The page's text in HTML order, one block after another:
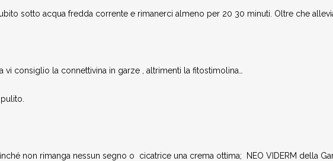
sotto acqua fredda corrente e rimanerci almeno per 20 30 minuti. Oltre che
vi consiglio la connettivina in garze , altrimenti la fitostimolina…
non rimanga nessun segno o cicatrice una crema ottima; NEO VIDERM della